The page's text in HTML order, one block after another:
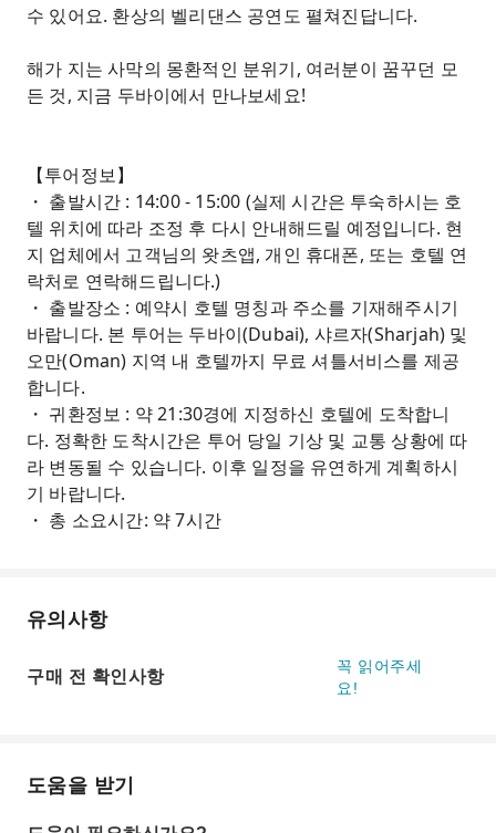
수 있어요. 환상의 벨리댄스 공연도 펼쳐진답니다.
해가 지는 사막의 몽환적인 분위기, 여러분이 꿈꾸던 모
든 것, 지금 두바이에서 만나보세요!
【투어정보】
・ 출발시간 : 14:00 - 15:00 (실제 시간은 투숙하시는 호
텔 위치에 따라 조정 후 다시 안내해드릴 예정입니다. 현
지 업체에서 고객님의 왓츠앱, 개인 휴대폰, 또는 호텔 연
락처로 연락해드립니다.)
・ 출발장소 : 예약시 호텔 명칭과 주소를 기재해주시기
바랍니다. 본 투어는 두바이(Dubai), 샤르자(Sharjah) 및
오만(Oman) 지역 내 호텔까지 무료 셔틀서비스를 제공
합니다.
・ 귀환정보 : 약 21:30경에 지정하신 호텔에 도착합니
다. 정확한 도착시간은 투어 당일 기상 및 교통 상황에 따
라 변동될 수 있습니다. 이후 일정을 유연하게 계획하시
기 바랍니다.
・ 총 소요시간: 약 7시간
유의사항
구매 전 확인사항
꼭 읽어주세
요!
도움을 받기